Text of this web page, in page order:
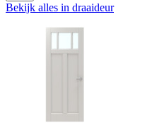
Bekijk alles in draaideur